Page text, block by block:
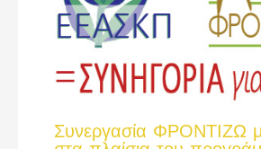
Συνεργασία ΦΡΟΝΤΙΖΩ